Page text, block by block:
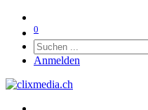
0
Anmelden